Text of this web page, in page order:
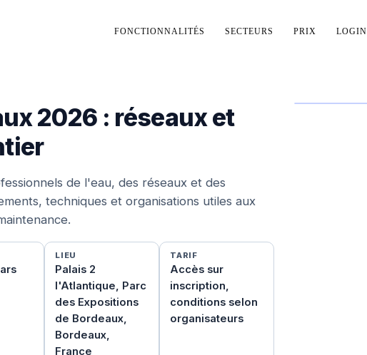
FONCTIONNALITÉS SECTEURS PRIX LOGIN
2026 : réseaux et
de l'eau, des réseaux et des
techniques et organisations utiles aux
LIEU
Palais 2
l'Atlantique, Parc
des Expositions
de Bordeaux,
Bordeaux,
France
TARIF
Accès sur
inscription,
conditions selon
organisateurs